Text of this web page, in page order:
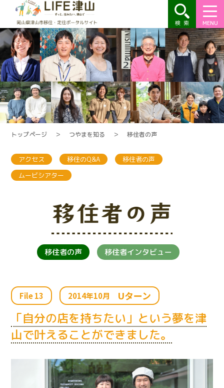
MENU
トップページ ＞ つやまを知る ＞ 移住者の声
アクセス 移住のQ&A
移住者の声
ムービシアター
移住者の声 移住者インタビュー
File 13 2014年10月 Uターン
「自分の店を持ちたい」という夢を津
山で叶えることができました。